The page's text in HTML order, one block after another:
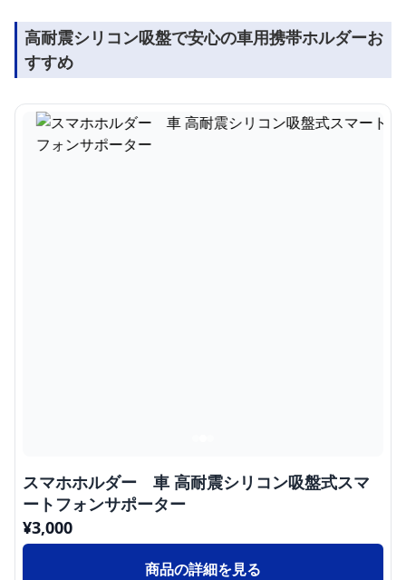
高耐震シリコン吸盤で安心の車用携帯ホルダーお
すすめ
スマホホルダー 車 高耐震シリコン吸盤式スマ
ートフォンサポーター
¥3,000
商品の詳細を見る